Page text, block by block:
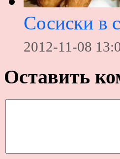
Сосиски в
2012-11-08
Оставить